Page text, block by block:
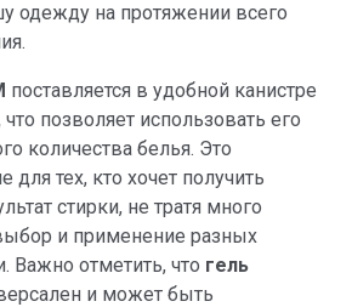
одежду на протяжении всего
поставляется в удобной канистре
позволяет использовать его
количества белья. Это
тех, кто хочет получить
стирки, не тратя много
и применение разных
Важно отметить, что гель
и может быть